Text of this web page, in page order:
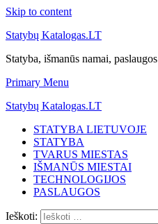
Skip to content
Statybų Katalogas.LT
Statyba, išmanūs namai, paslaugos
Primary Menu
Statybų Katalogas.LT
STATYBA LIETUVOJE
STATYBA
TVARUS MIESTAS
IŠMANŪS MIESTAI
TECHNOLOGIJOS
PASLAUGOS
Ieškoti: